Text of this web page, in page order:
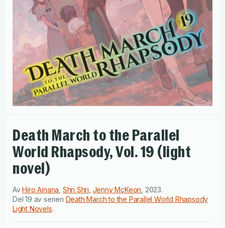
Death March to the Parallel
World Rhapsody, Vol. 19 (light
novel)
AvHiro Ainana Shri Shri Jenny McKeon 2023.
Del 19 av serien Death March to the Parallel World Rhapsody
Light Novels.